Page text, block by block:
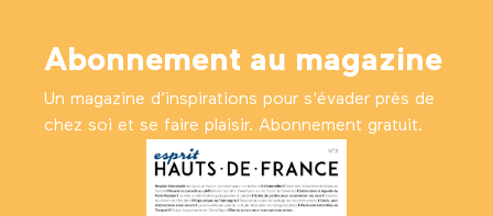
Abonnement au magazine
Un magazine d’inspirations pour s'évader près de
chez soi et se faire plaisir. Abonnement gratuit.